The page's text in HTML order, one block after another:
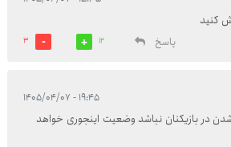
کنید
پاسخ
12
3
۱۹:۴۵ - ۱۴۰۵/۰۴/۰۷
در بازیکنان نباشد وضعیت اینجوری خواهد